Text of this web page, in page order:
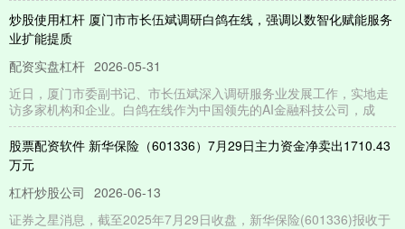
炒股使用杠杆 厦门市市长伍斌调研白鸽在线，强调以数智化赋能服务
业扩能提质
配资实盘杠杆 2026-05-31
近日，厦门市委副书记、市长伍斌深入调研服务业发展工作，实地走
访多家机构和企业。白鸽在线作为中国领先的AI金融科技公司，成
股票配资软件 新华保险（601336）7月29日主力资金净卖出1710.43
万元
杠杆炒股公司 2026-06-13
证券之星消息，截至2025年7月29日收盘，新华保险(601336)报收于